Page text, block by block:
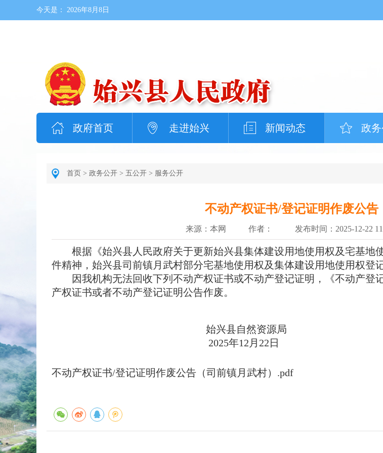
今天是： 2026年8月8日
政府首页 走进始兴 新闻动态 政
首页 > 政务公开 > 五公开 > 服务公开
不动产权证书/登记证明作废公告
来源：本网 作者： 发布时间：2025-12-22
根据《始兴县人民政府关于更新始兴县集体建设用地使用权及宅基地
件精神，始兴县司前镇月武村部分宅基地使用权及集体建设用地使用权登
因我机构无法回收下列不动产权证书或不动产登记证明，《不动产登
产权证书或者不动产登记证明公告作废。
始兴县自然资源局
2025年12月22日
不动产权证书/登记证明作废公告（司前镇月武村）.pdf